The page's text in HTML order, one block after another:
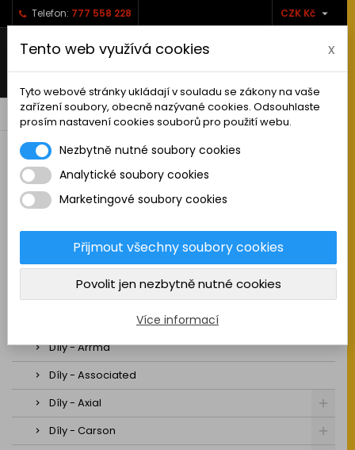
Telefon: 777 558 228 CZK Kč 
   shopping_cart0
RC AUTA
Sestavená auta elektro
Stavebnice aut elektro
Auta na spalovací motor
Náhradní díly
Díly - Arrma
Díly - Associated
Díly - Axial
Díly - Carson
Tento web využívá cookies x
Tyto webové stránky ukládají v souladu se zákony na vaše
zařízení soubory, obecně nazývané cookies. Odsouhlaste
prosím nastavení cookies souborů pro použití webu.
Nezbytně nutné soubory cookies
Analytické soubory cookies
Marketingové soubory cookies
Přijmout všechny soubory cookies
Povolit jen nezbytně nutné cookies
Více informací